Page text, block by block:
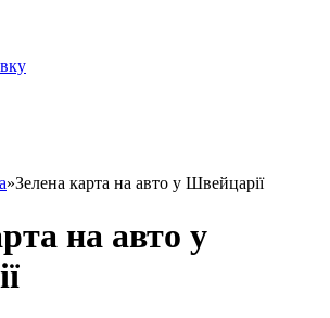
»Зелена карта на авто у Швейцарії
на авто у